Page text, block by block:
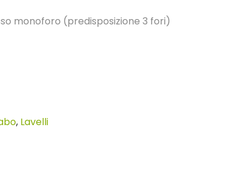
monoforo (predisposizione 3 fori)
, Lavelli